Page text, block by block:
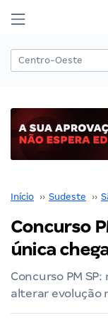
Início ›› Sudeste ››
Concurso
única
Concurso PM
alterar evolução